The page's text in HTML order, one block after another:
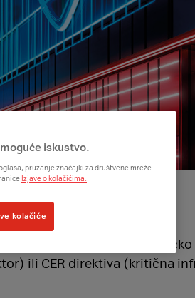
akt u paketu EU
ili CER direktiva (kritična
iskustvo.
pružanje značajki za društvene mreže
Izjave o kolačićima.
kolačiće